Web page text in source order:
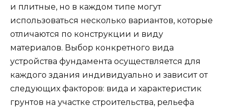
и плитные, но в каждом типе могут
использоваться несколько вариантов, которые
отличаются по конструкции и виду
материалов. Выбор конкретного вида
устройства фундамента осуществляется для
каждого здания индивидуально и зависит от
следующих факторов: вида и характеристик
грунтов на участке строительства, рельефа